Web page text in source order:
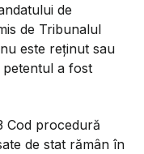
de
de Tribunalul
este reținut sau
petentul a fost
Cod procedură
de stat rămân în